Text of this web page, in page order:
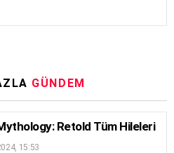
GÜNDEM
Retold Tüm Hileleri
15:53